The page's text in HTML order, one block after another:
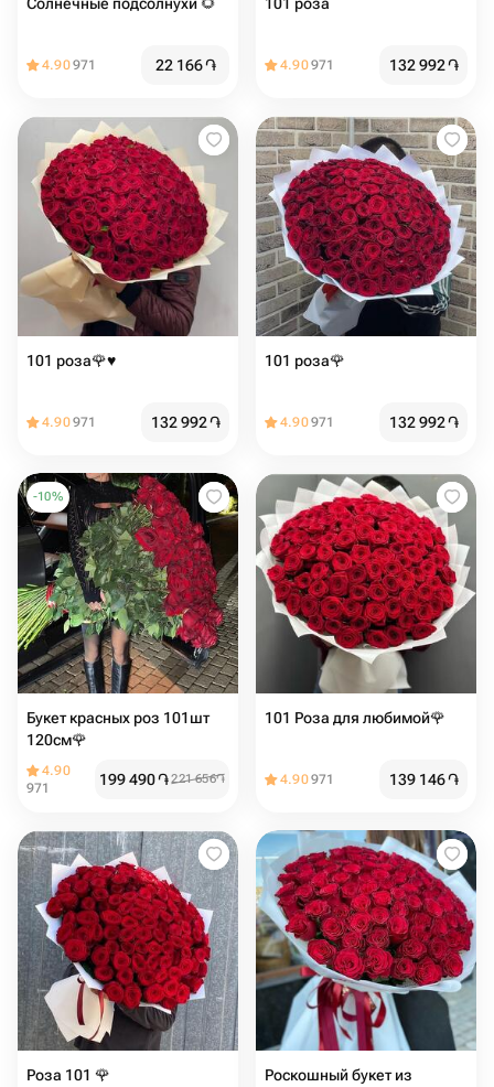
4.90971 22 166֏ 4.90971 132 992֏
101 роза🌹♥️
4.90971 132 992֏
101 роза🌹
4.90971 132 992֏
-10%
Букет красных роз 101шт
120см🌹
4.90
971
199 490֏221 656֏
101 Роза для любимой🌹
4.90971 139 146֏
Роза 101 🌹 Роскошный букет из